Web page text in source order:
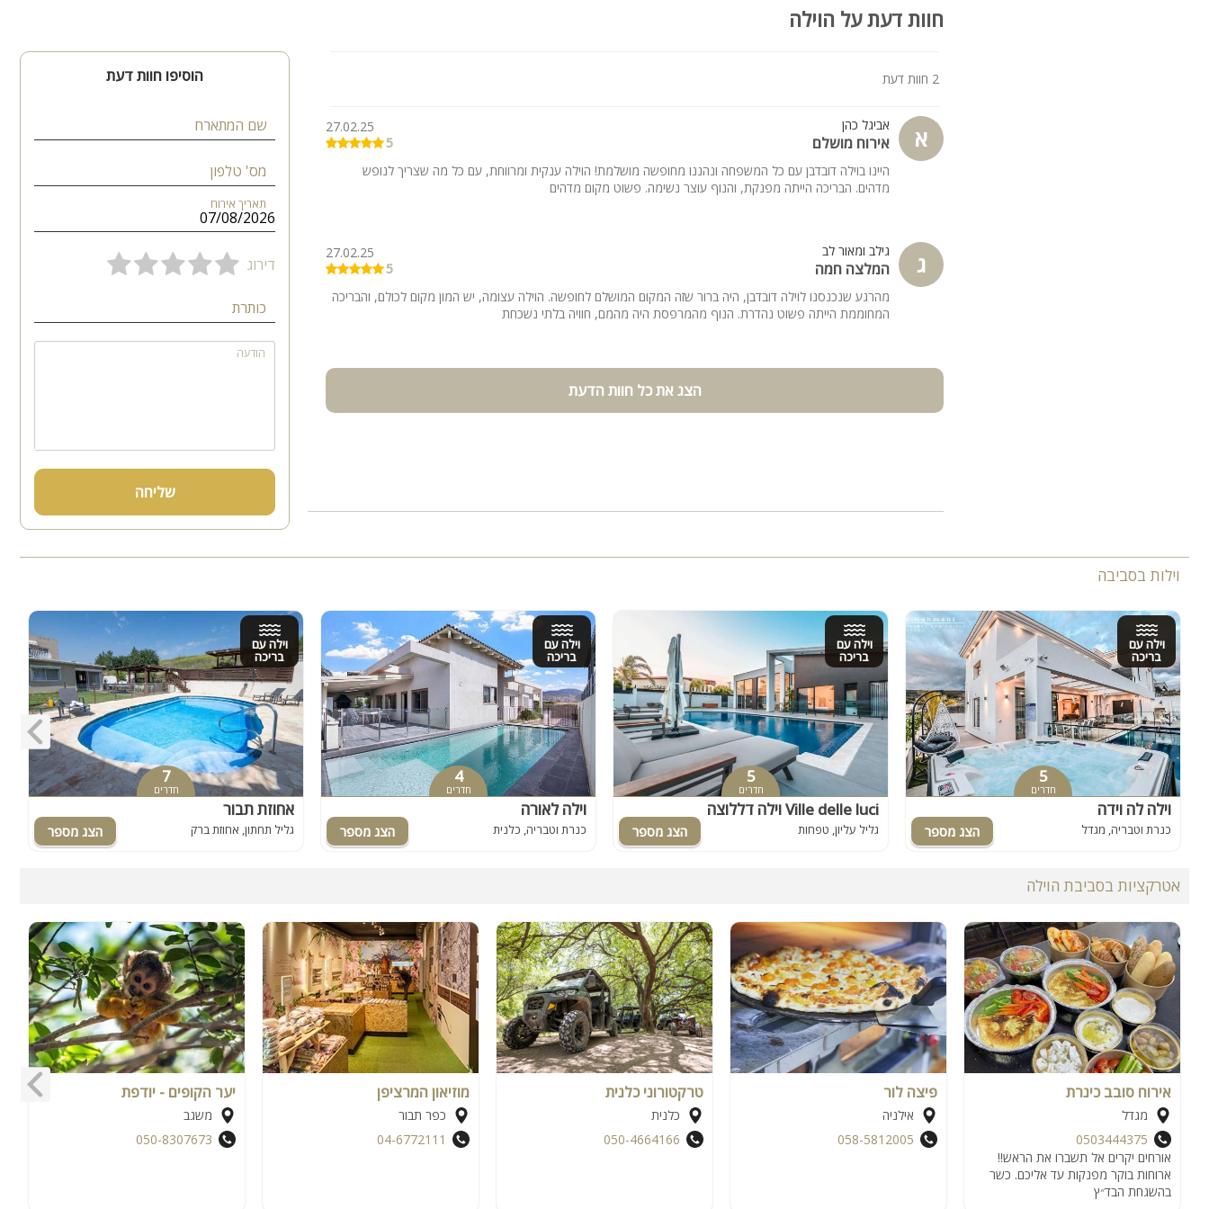
חוות דעת על הוילה
2 חוות דעת
א אביגל כהן
אירוח מושלם
27.02.25
5
היינו בוילה דובדבן עם כל המשפחה ונהננו מחופשה מושלמת! הוילה ענקית ומרווחת, עם כל מה שצריך לנופש
מדהים. הבריכה הייתה מפנקת, והנוף עוצר נשימה. פשוט מקום מדהים
ג גילב ומאור לב
המלצה חמה
27.02.25
5
מהרגע שנכנסנו לוילה דובדבן, היה ברור שזה המקום המושלם לחופשה. הוילה עצומה, יש המון מקום לכולם, והבריכה
המחוממת הייתה פשוט נהדרת. הנוף מהמרפסת היה מהמם, חוויה בלתי נשכחת
הצג את כל חוות הדעת
הוסיפו חוות דעת
שם המתארח
מס' טלפון
תאריך אירוח
דירוג
כותרת
הודעה
שליחה
וילות בסביבה
וילה עם
בריכה
5
חדרים
וילה לה וידה
כנרת וטבריה, מגדל
וילה עם
בריכה
5
חדרים
וילה דללוצה Ville delle luci
גליל עליון, טפחות
וילה עם
בריכה
4
חדרים
וילה לאורה
כנרת וטבריה, כלנית
וילה עם
בריכה
7
חדרים
אחוזת תבור
גליל תחתון, אחוזת ברק
אטרקציות בסביבת הוילה
אירוח סובב כינרת
מגדל
0503444375
אורחים יקרים אל תשברו את הראש!!
ארוחות בוקר מפנקות עד אליכם. כשר
בהשגחת הבד״ץ
פיצה לור
אילניה
058-5812005
טרקטורוני כלנית
כלנית
050-4664166
מוזיאון המרציפן
כפר תבור
04-6772111
יער הקופים - יודפת
משגב
050-8307673